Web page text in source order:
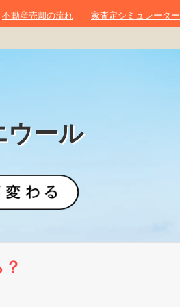
不動産売却の流れ 家査定シミュレーター
ウール